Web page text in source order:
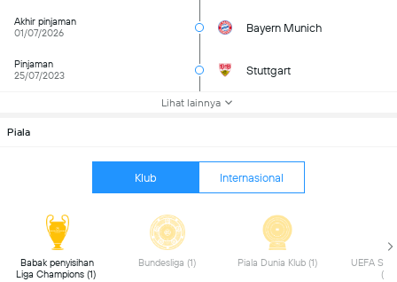
Akhir pinjaman
01/07/2026
Bayern Munich
Pinjaman
25/07/2023
Stuttgart
Lihat lainnya
Piala
Klub Internasional
Babak penyisihan
Piala Dunia Klub (1)
UEFA